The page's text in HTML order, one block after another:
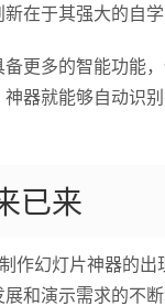
在于其强大的自
更多的智能功能
器就能够自动识
已来
作幻灯片神器的
和演示需求的不